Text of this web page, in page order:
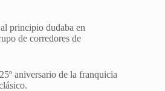
​principio dudaba en
de corredores de
aniversario de la franquicia